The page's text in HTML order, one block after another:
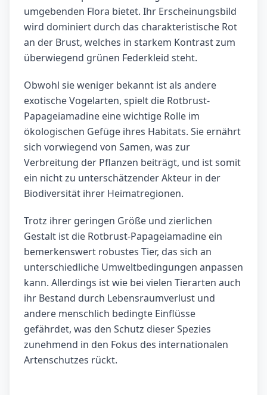
umgebenden Flora bietet. Ihr Erscheinungsbild
wird dominiert durch das charakteristische Rot
an der Brust, welches in starkem Kontrast zum
überwiegend grünen Federkleid steht.
Obwohl sie weniger bekannt ist als andere
exotische Vogelarten, spielt die Rotbrust-
Papageiamadine eine wichtige Rolle im
ökologischen Gefüge ihres Habitats. Sie ernährt
sich vorwiegend von Samen, was zur
Verbreitung der Pflanzen beiträgt, und ist somit
ein nicht zu unterschätzender Akteur in der
Biodiversität ihrer Heimatregionen.
Trotz ihrer geringen Größe und zierlichen
Gestalt ist die Rotbrust-Papageiamadine ein
bemerkenswert robustes Tier, das sich an
unterschiedliche Umweltbedingungen anpassen
kann. Allerdings ist wie bei vielen Tierarten auch
ihr Bestand durch Lebensraumverlust und
andere menschlich bedingte Einflüsse
gefährdet, was den Schutz dieser Spezies
zunehmend in den Fokus des internationalen
Artenschutzes rückt.